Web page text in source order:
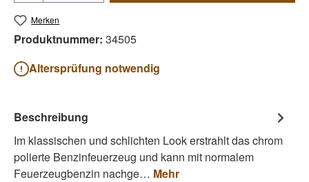
Merken
Produktnummer: 34505
Altersprüfung notwendig
Beschreibung
Im klassischen und schlichten Look erstrahlt das chrom
polierte Benzinfeuerzeug und kann mit normalem
Feuerzeugbenzin nachge… Mehr